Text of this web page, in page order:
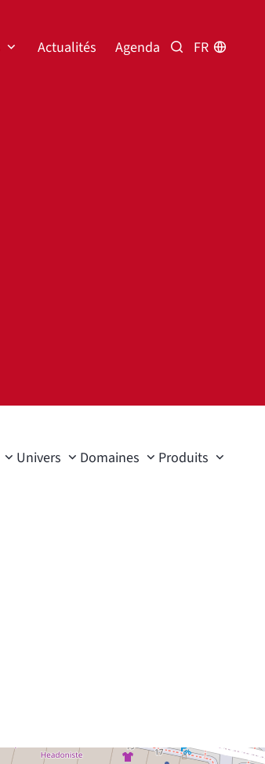
Actualités Agenda Rechercher
FR
Univers Domaines Produits